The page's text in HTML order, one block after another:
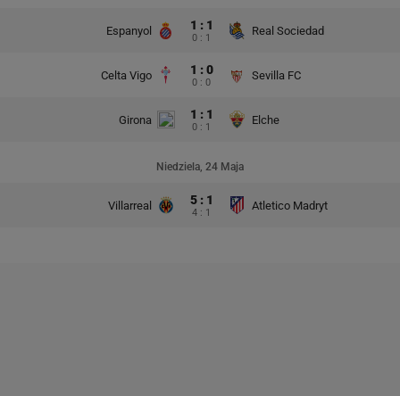
Espanyol 1 : 1
0 : 1
Real Sociedad
Celta Vigo 1 : 0
0 : 0
Sevilla FC
Girona 1 : 1
0 : 1
Elche
Niedziela, 24 Maja
Villarreal 5 : 1
4 : 1
Atletico Madryt